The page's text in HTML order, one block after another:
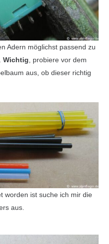
Adern möglichst passend zu
Wichtig, probiere vor dem
aus, ob dieser richtig
worden ist suche ich mir die
aus.